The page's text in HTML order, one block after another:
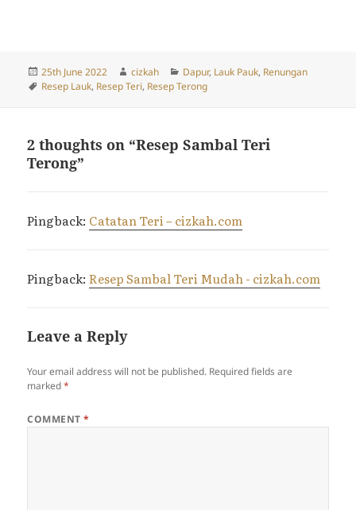
Posted
on
25th June 2022 Author
cizkah Categories
Dapur, Lauk Pauk, Renungan
Tags
Resep Lauk, Resep Teri, Resep Terong
2 thoughts on “Resep Sambal Teri
Terong”
Pingback: Catatan Teri – cizkah.com
Pingback:Resep Sambal Teri Mudah - cizkah.com
Leave a Reply
Your email address will not be published. Required fields are
marked*
COMMENT*